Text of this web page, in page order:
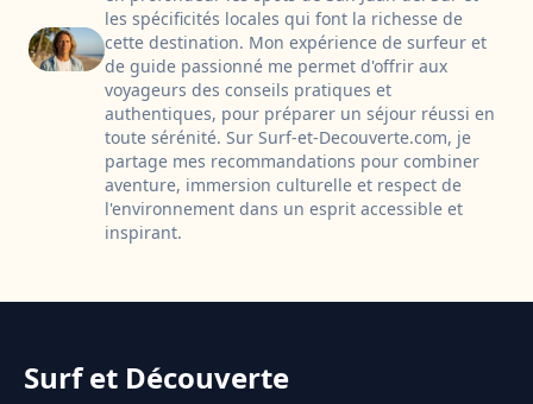
les spécificités locales qui font la richesse de
cette destination. Mon expérience de surfeur et
de guide passionné me permet d'offrir aux
voyageurs des conseils pratiques et
authentiques, pour préparer un séjour réussi en
toute sérénité. Sur Surf-et-Decouverte.com, je
partage mes recommandations pour combiner
aventure, immersion culturelle et respect de
l'environnement dans un esprit accessible et
inspirant.
Surf et Découverte